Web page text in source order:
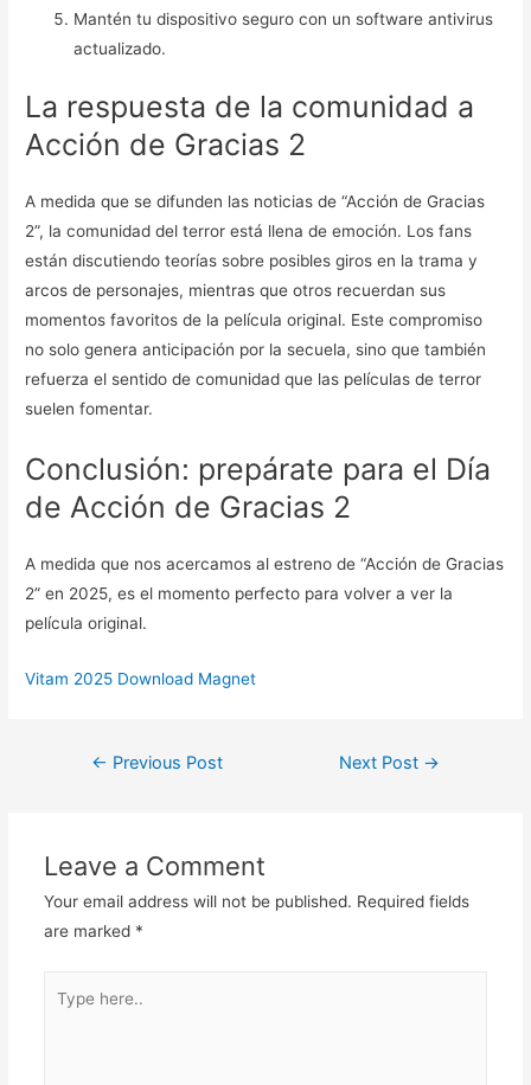
Mantén tu dispositivo seguro con un software antivirus
actualizado.
La respuesta de la comunidad a
Acción de Gracias 2
A medida que se difunden las noticias de “Acción de Gracias
2”, la comunidad del terror está llena de emoción. Los fans
están discutiendo teorías sobre posibles giros en la trama y
arcos de personajes, mientras que otros recuerdan sus
momentos favoritos de la película original. Este compromiso
no solo genera anticipación por la secuela, sino que también
refuerza el sentido de comunidad que las películas de terror
suelen fomentar.
Conclusión: prepárate para el Día
de Acción de Gracias 2
A medida que nos acercamos al estreno de “Acción de Gracias
2” en 2025, es el momento perfecto para volver a ver la
película original.
Vitam 2025 Download Magnet
Post← Previous Post Next Post →
Leave a Comment
Your email address will not be published. Required fields
are marked *
here..